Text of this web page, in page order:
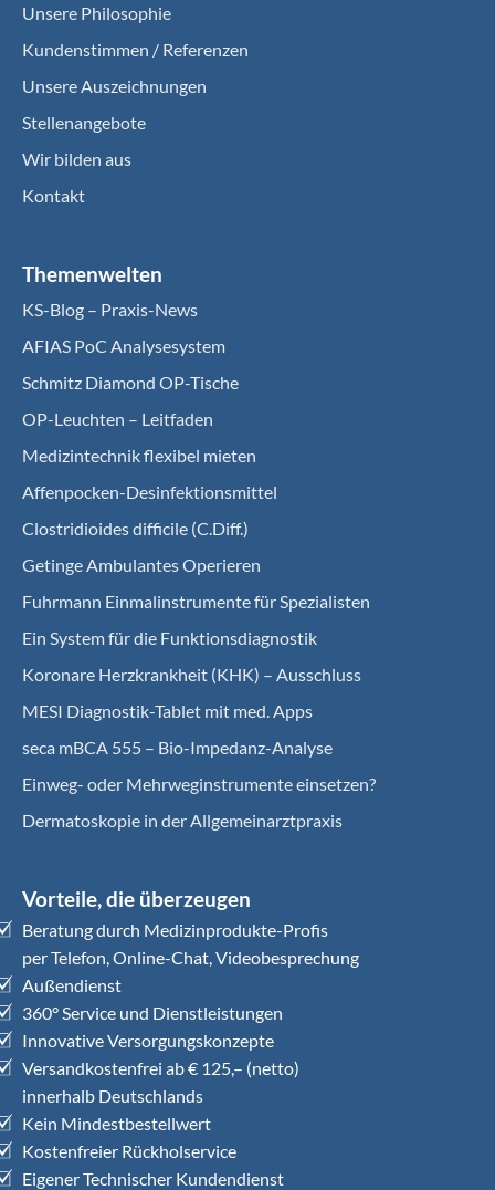
Unsere Philosophie
Kundenstimmen / Referenzen
Unsere Auszeichnungen
Stellenangebote
Wir bilden aus
Kontakt
Themenwelten
KS-Blog – Praxis-News
AFIAS PoC Analysesystem
Schmitz Diamond OP-Tische
OP-Leuchten – Leitfaden
Medizintechnik flexibel mieten
Affenpocken-Desinfektionsmittel
Clostridioides difficile (C.Diff.)
Getinge Ambulantes Operieren
Fuhrmann Einmalinstrumente für Spezialisten
Ein System für die Funktionsdiagnostik
Koro­nare Herz­krank­heit (KHK) – Ausschluss
MESI Diagnostik-Tablet mit med. Apps
seca mBCA 555 – Bio-Impedanz-Analyse
Einweg- oder Mehrweginstrumente einsetzen?
Dermatoskopie in der Allgemeinarztpraxis
Vorteile, die überzeugen
Beratung durch Medizinprodukte-Profis
per Telefon, Online-Chat, Videobesprechung
Außendienst
360° Service und Dienstleistungen
Innovative Versorgungskonzepte
Versandkostenfrei ab € 125,– (netto)
innerhalb Deutschlands
Kein Mindestbestellwert
Kostenfreier Rückholservice
Eigener Technischer Kundendienst